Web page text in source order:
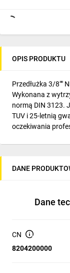
OPIS PRODUKTU
Przedłużka 3/8""
Wykonana z
normą DIN 3123.
TUV i 25-letnią
oczekiwania
DANE
Dane
CN
8204200000